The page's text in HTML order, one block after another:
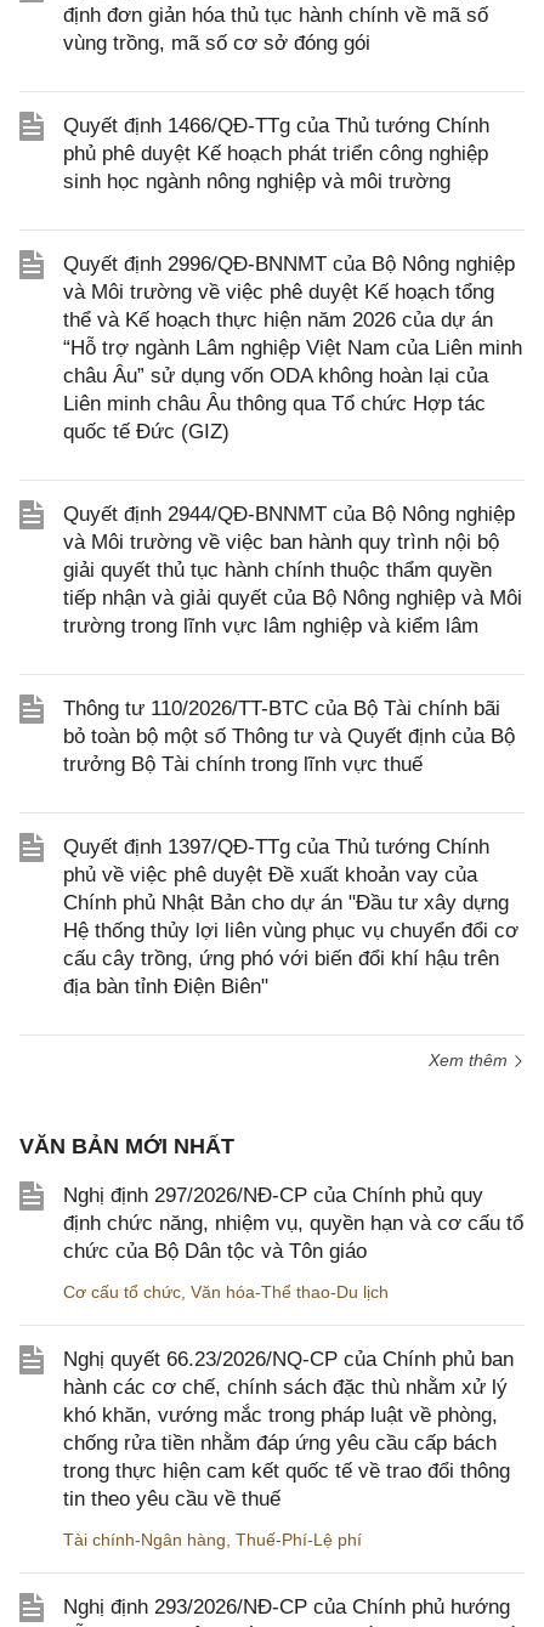
định đơn giản hóa thủ tục hành chính về mã số
vùng trồng, mã số cơ sở đóng gói
Quyết định 1466/QĐ-TTg của Thủ tướng Chính
phủ phê duyệt Kế hoạch phát triển công nghiệp
sinh học ngành nông nghiệp và môi trường
Quyết định 2996/QĐ-BNNMT của Bộ Nông nghiệp
và Môi trường về việc phê duyệt Kế hoạch tổng
thể và Kế hoạch thực hiện năm 2026 của dự án
“Hỗ trợ ngành Lâm nghiệp Việt Nam của Liên minh
châu Âu” sử dụng vốn ODA không hoàn lại của
Liên minh châu Âu thông qua Tổ chức Hợp tác
quốc tế Đức (GIZ)
Quyết định 2944/QĐ-BNNMT của Bộ Nông nghiệp
và Môi trường về việc ban hành quy trình nội bộ
giải quyết thủ tục hành chính thuộc thẩm quyền
tiếp nhận và giải quyết của Bộ Nông nghiệp và Môi
trường trong lĩnh vực lâm nghiệp và kiểm lâm
Thông tư 110/2026/TT-BTC của Bộ Tài chính bãi
bỏ toàn bộ một số Thông tư và Quyết định của Bộ
trưởng Bộ Tài chính trong lĩnh vực thuế
Quyết định 1397/QĐ-TTg của Thủ tướng Chính
phủ về việc phê duyệt Đề xuất khoản vay của
Chính phủ Nhật Bản cho dự án "Đầu tư xây dựng
Hệ thống thủy lợi liên vùng phục vụ chuyển đổi cơ
cấu cây trồng, ứng phó với biến đổi khí hậu trên
địa bàn tỉnh Điện Biên"
Xem thêm
VĂN BẢN MỚI NHẤT
Nghị định 297/2026/NĐ-CP của Chính phủ quy
định chức năng, nhiệm vụ, quyền hạn và cơ cấu tổ
chức của Bộ Dân tộc và Tôn giáo
Cơ cấu tổ chức Văn hóa-Thể thao-Du lịch
Nghị quyết 66.23/2026/NQ-CP của Chính phủ ban
hành các cơ chế, chính sách đặc thù nhằm xử lý
khó khăn, vướng mắc trong pháp luật về phòng,
chống rửa tiền nhằm đáp ứng yêu cầu cấp bách
trong thực hiện cam kết quốc tế về trao đổi thông
tin theo yêu cầu về thuế
Tài chính-Ngân hàng Thuế-Phí-Lệ phí
Nghị định 293/2026/NĐ-CP của Chính phủ hướng